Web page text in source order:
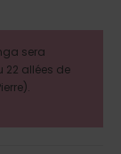
sera
22 allées de